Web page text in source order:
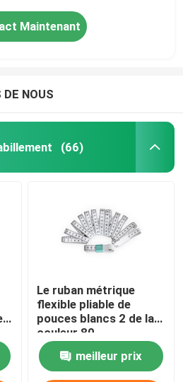
Maintenant
NOUS
(66)
Le ruban métrique
flexible pliable de
pouces blancs 2 de la
couleur 80
d'habillement mètre la
longueurmeilleur prix